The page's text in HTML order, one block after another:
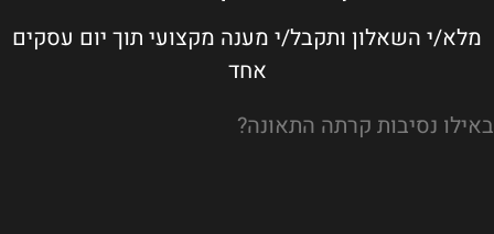
מלא/י השאלון ותקבל/י מענה מקצועי תוך יום עסקים
אחד
באילו נסיבות קרתה התאונה?